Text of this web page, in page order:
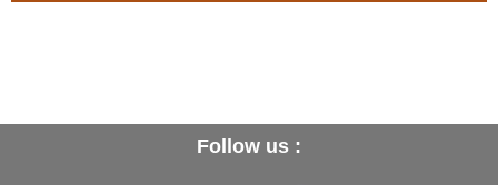
Follow us :